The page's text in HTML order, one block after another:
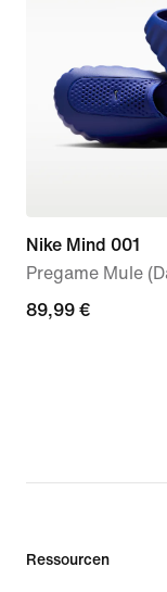
Nike Mind 001
Pregame Mule
89,99 €
89,99 €
Ressourcen